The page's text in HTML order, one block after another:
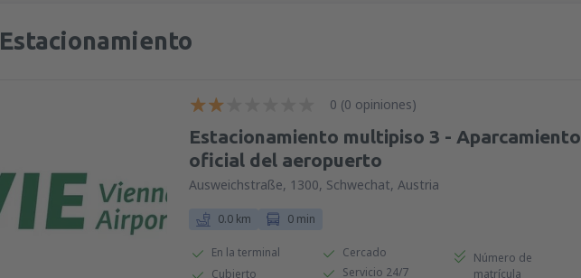
Estacionamiento
0 (0 opiniones)
Estacionamiento multipiso 3 - Aparcamiento
oficial del aeropuerto
Ausweichstraße, 1300, Schwechat, Austria
0.0 km 0 min
En la terminal
Cubierto
Cercado
Servicio 24/7
Número de
matrícula